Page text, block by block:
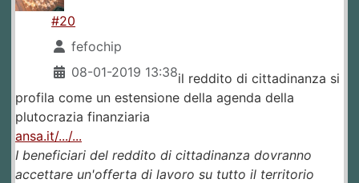
#20
fefochip
08-01-2019 13:38il reddito di cittadinanza si
profila come un estensione della agenda della
plutocrazia finanziaria
ansa.it/.../...
I beneficiari del reddito di cittadinanza dovranno
accettare un'offerta di lavoro su tutto il territorio